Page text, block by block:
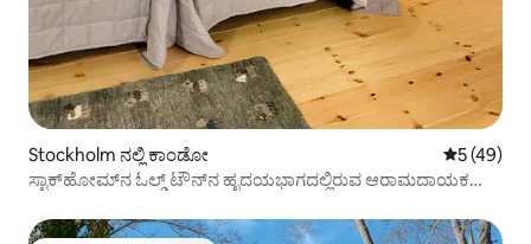
Stockholm ನಲ್ಲಿ ಕಾಂಡೋ 5 ರಲ್ಲಿ 5
5 (49)
ಸ್ಟಾಕ್‌ಹೋಮ್‌ನ ಓಲ್ಡ್ ಟೌನ್‌ನ ಹೃದಯಭಾಗದಲ್ಲಿರುವ ಆರಾಮದಾಯಕ